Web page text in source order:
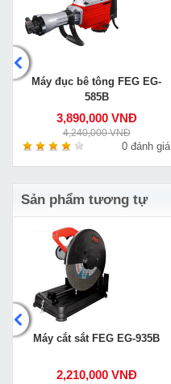
Máy đục bê tông FEG EG-
585B
3,890,000 VNĐ
4,240,000 VNĐ
0 đánh giá
Sản phẩm tương tự
Máy cắt sắt FEG EG-935B
2,210,000 VNĐ